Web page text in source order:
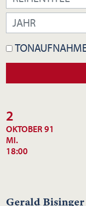
2
OKTOBER 91
MI.
18:00
Gerald Bisinger